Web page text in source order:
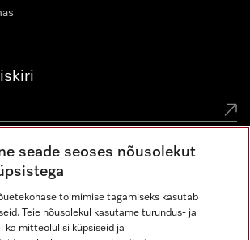
Youtube'is
seade seoses nõusolekut
toimimise tagamiseks kasutab
Teie nõusolekul kasutame turundus- ja
ka mitteolulisi küpsiseid ja